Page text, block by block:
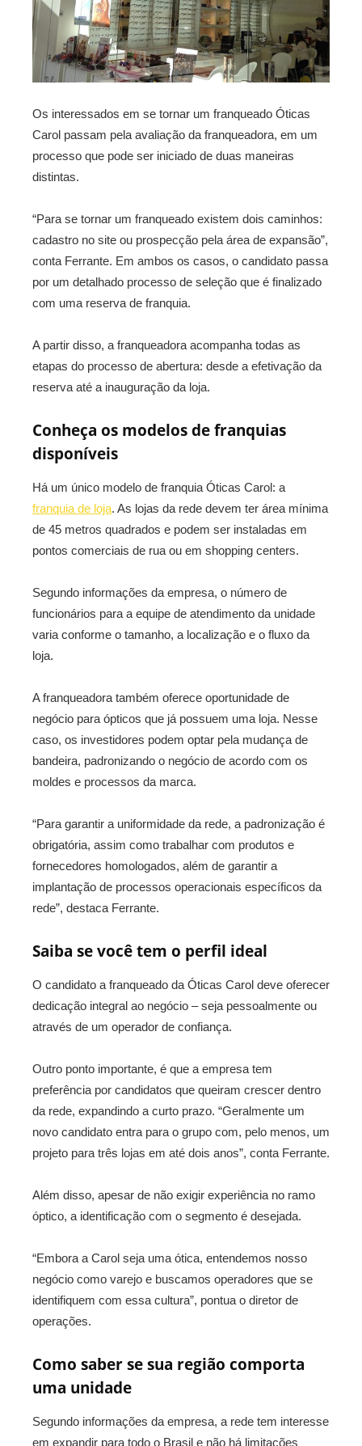
Os interessados em se tornar um franqueado Óticas
Carol passam pela avaliação da franqueadora, em um
processo que pode ser iniciado de duas maneiras
distintas.
“Para se tornar um franqueado existem dois caminhos:
cadastro no site ou prospecção pela área de expansão”,
conta Ferrante. Em ambos os casos, o candidato passa
por um detalhado processo de seleção que é finalizado
com uma reserva de franquia.
A partir disso, a franqueadora acompanha todas as
etapas do processo de abertura: desde a efetivação da
reserva até a inauguração da loja.
Conheça os modelos de franquias
disponíveis
Há um único modelo de franquia Óticas Carol: a
franquia de loja. As lojas da rede devem ter área mínima
de 45 metros quadrados e podem ser instaladas em
pontos comerciais de rua ou em shopping centers.
Segundo informações da empresa, o número de
funcionários para a equipe de atendimento da unidade
varia conforme o tamanho, a localização e o fluxo da
loja.
A franqueadora também oferece oportunidade de
negócio para ópticos que já possuem uma loja. Nesse
caso, os investidores podem optar pela mudança de
bandeira, padronizando o negócio de acordo com os
moldes e processos da marca.
“Para garantir a uniformidade da rede, a padronização é
obrigatória, assim como trabalhar com produtos e
fornecedores homologados, além de garantir a
implantação de processos operacionais específicos da
rede”, destaca Ferrante.
Saiba se você tem o perfil ideal
O candidato a franqueado da Óticas Carol deve oferecer
dedicação integral ao negócio – seja pessoalmente ou
através de um operador de confiança.
Outro ponto importante, é que a empresa tem
preferência por candidatos que queiram crescer dentro
da rede, expandindo a curto prazo. “Geralmente um
novo candidato entra para o grupo com, pelo menos, um
projeto para três lojas em até dois anos”, conta Ferrante.
Além disso, apesar de não exigir experiência no ramo
óptico, a identificação com o segmento é desejada.
“Embora a Carol seja uma ótica, entendemos nosso
negócio como varejo e buscamos operadores que se
identifiquem com essa cultura”, pontua o diretor de
operações.
Como saber se sua região comporta
uma unidade
Segundo informações da empresa, a rede tem interesse
em expandir para todo o Brasil e não há limitações